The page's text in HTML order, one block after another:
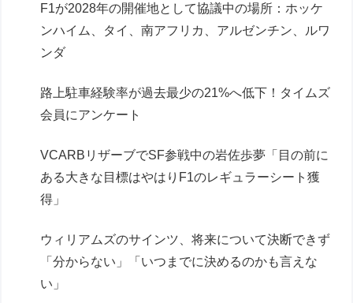
F1が2028年の開催地として協議中の場所：ホッケ
ンハイム、タイ、南アフリカ、アルゼンチン、ルワ
ンダ
路上駐車経験率が過去最少の21%へ低下！タイムズ
会員にアンケート
VCARBリザーブでSF参戦中の岩佐歩夢「目の前に
ある大きな目標はやはりF1のレギュラーシート獲
得」
ウィリアムズのサインツ、将来について決断できず
「分からない」「いつまでに決めるのかも言えな
い」